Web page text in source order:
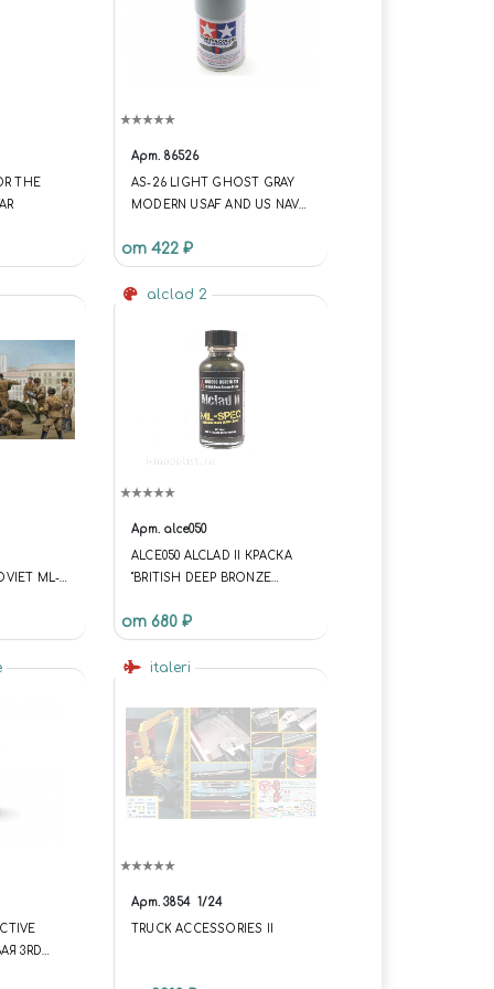
THE
Арт. 86526
AS-26 LIGHT GHOST GRAY
MODERN USAF AND US NAVY
от 422 ₽
ML-
alclad 2
Арт. alce050
ALCE050 ALCLAD II КРАСКА
"BRITISH DEEP BRONZE
от 680 ₽
3RD
italeri
Арт. 3854 1/24
TRUCK ACCESSORIES II